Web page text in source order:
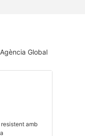
Agència Global